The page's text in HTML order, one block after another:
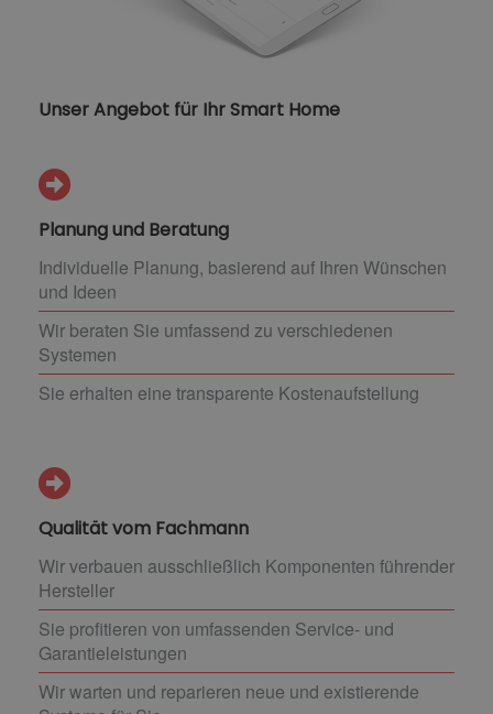
Unser Angebot für Ihr Smart Home
Planung und Beratung
Individuelle Planung, basierend auf Ihren Wünschen
und Ideen
Wir beraten Sie umfassend zu verschiedenen
Systemen
Sie erhalten eine transparente Kostenaufstellung
Qualität vom Fachmann
Wir verbauen ausschließlich Komponenten führender
Hersteller
Sie profitieren von umfassenden Service- und
Garantieleistungen
Wir warten und reparieren neue und existierende